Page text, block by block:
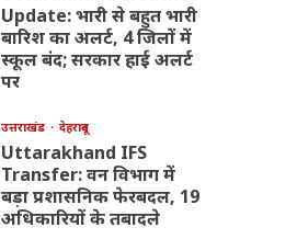
Update: भारी से बहुत भारी
बारिश का अलर्ट, 4 जिलों में
स्कूल बंद; सरकार हाई अलर्ट
पर
उत्तराखंड देहरादून
Uttarakhand IFS
Transfer: वन विभाग में
बड़ा प्रशासनिक फेरबदल, 19
अधिकारियों के तबादले